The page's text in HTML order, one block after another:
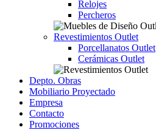
Relojes
Percheros
Revestimientos Outlet
Porcellanatos Outlet
Cerámicas Outlet
Depto. Obras
Mobiliario Proyectado
Empresa
Contacto
Promociones